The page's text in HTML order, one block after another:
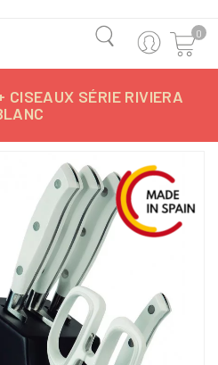
0
CISEAUX SÉRIE RIVIERA